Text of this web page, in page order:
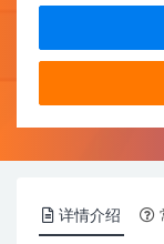
详情介绍